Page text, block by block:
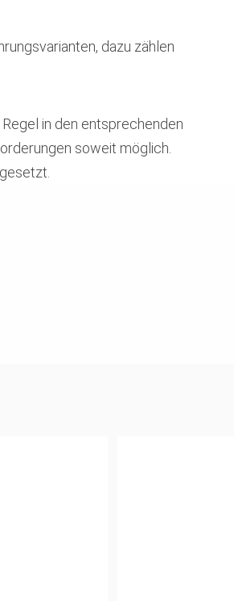
dazu zählen
in den entsprechenden
soweit möglich.